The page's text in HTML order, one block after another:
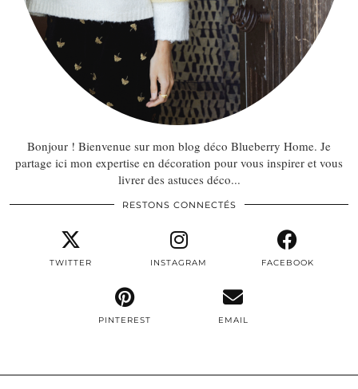
Bonjour ! Bienvenue sur mon blog déco Blueberry Home. Je
partage ici mon expertise en décoration pour vous inspirer et vous
livrer des astuces déco...
RESTONS CONNECTÉS
TWITTER INSTAGRAM FACEBOOK
PINTEREST EMAIL